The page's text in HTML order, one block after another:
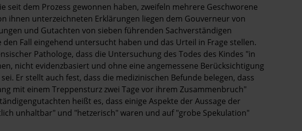
seit dem Prozess gewonnen haben, zweifeln mehrere Geschworene
ihnen unterzeichneten Erklärungen liegen dem Gouverneur von
und Gutachten von sieben führenden Sachverständigen
Fall eingehend untersucht haben und das Urteil in Frage stellen.
Pathologe, dass die Untersuchung des Todes des Kindes "in
nicht evidenzbasiert und ohne eine angemessene Berücksichtigung
Er stellt auch fest, dass die medizinischen Befunde belegen, dass
mit einem Treppensturz zwei Tage vor ihrem Zusammenbruch"
heißt es, dass einige Aspekte der Aussage der
unhaltbar" und "hetzerisch" waren und auf "grobe Spekulation"